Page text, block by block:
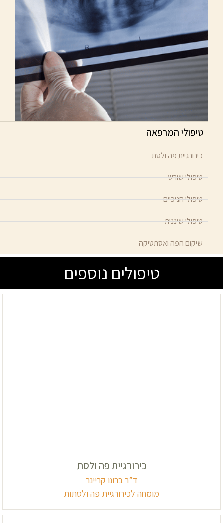
טיפולי המרפאה
כירורגיית פה ולסת
טיפולי שורש
טיפולי חניכיים
טיפולי שיננית
שיקום הפה ואסתטיקה
טיפולים נוספים
כירורגיית פה ולסת
ד”ר ברונו קריינר
מומחה לכירורגיית פה ולסתות